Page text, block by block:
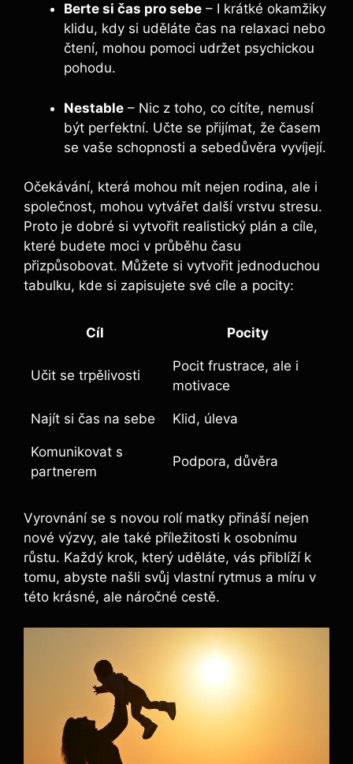
Berte si čas pro sebe – I krátké okamžiky
klidu, kdy si uděláte čas na relaxaci nebo
čtení, mohou pomoci udržet psychickou
pohodu.
Nestable – Nic z toho, co cítíte, nemusí
být perfektní. Učte se přijímat, že časem
se vaše schopnosti a sebedůvěra vyvíjejí.
Očekávání, která mohou mít nejen rodina, ale i
společnost, mohou vytvářet další vrstvu stresu.
Proto je dobré si vytvořit realistický plán a cíle,
které budete moci v průběhu času
přizpůsobovat. Můžete si vytvořit jednoduchou
tabulku, kde si zapisujete své cíle a pocity:
Cíl Pocity
Učit se trpělivosti
Pocit frustrace, ale i
motivace
Najít si čas na sebe Klid, úleva
Komunikovat s
partnerem
Podpora, důvěra
Vyrovnání se s novou rolí matky přináší nejen
nové výzvy, ale také příležitosti k osobnímu
růstu. Každý krok, který uděláte, vás přiblíží k
tomu, abyste našli svůj vlastní rytmus a míru v
této krásné, ale náročné cestě.